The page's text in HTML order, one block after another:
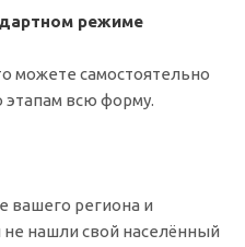
режиме
можете самостоятельно
этапам всю форму.
вашего региона и
не нашли свой населённый